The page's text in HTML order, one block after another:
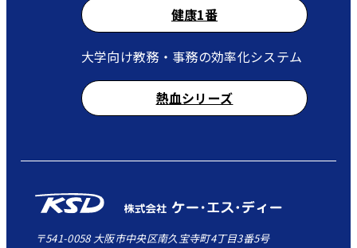
健康1番
大学向け教務・事務の効率化システム
熱血シリーズ
〒541-0058 大阪市中央区南久宝寺町4丁目3番5号